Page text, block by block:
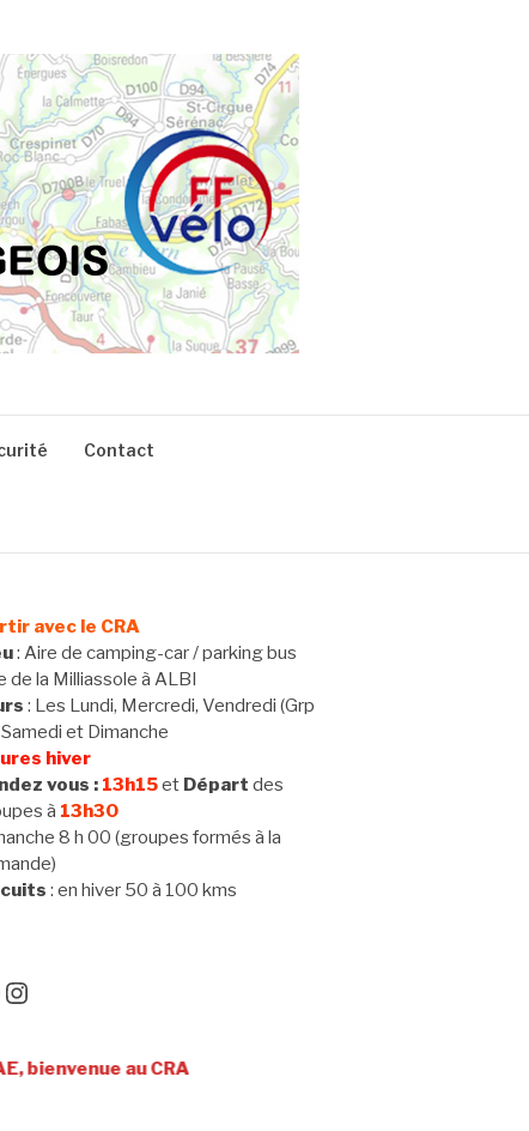
Contact
avec le CRA
: Aire de camping-car / parking bus
de la Milliassole à ALBI
: Les Lundi, Mercredi, Vendredi (Grp
Samedi et Dimanche
hiver
vous : 13h15et Départ des
à 13h30
8 h 00 (groupes formés à la
: en hiver 50 à 100 kms
Instagram
au CRA